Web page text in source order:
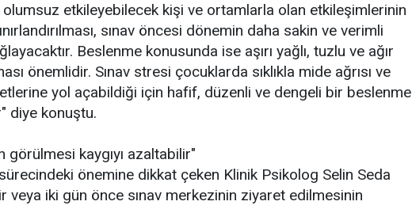
olumsuz etkileyebilecek kişi ve ortamlarla olan etkileşimlerinin
sınav öncesi dönemin daha sakin ve verimli
Beslenme konusunda ise aşırı yağlı, tuzlu ve ağır
önemlidir. Sınav stresi çocuklarda sıklıkla mide ağrısı ve
yol açabildiği için hafif, düzenli ve dengeli bir beslenme
diye konuştu.
görülmesi kaygıyı azaltabilir"
önemine dikkat çeken Klinik Psikolog Selin Seda
veya iki gün önce sınav merkezinin ziyaret edilmesinin